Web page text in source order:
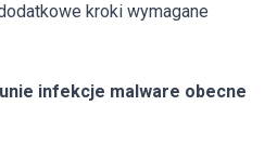
kroki wymagane
infekcje malware obecne